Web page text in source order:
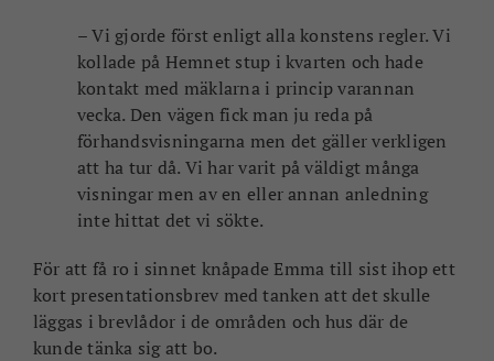
– Vi gjorde först enligt alla konstens regler. Vi
kollade på Hemnet stup i kvarten och hade
kontakt med mäklarna i princip varannan
vecka. Den vägen fick man ju reda på
förhandsvisningarna men det gäller verkligen
att ha tur då. Vi har varit på väldigt många
visningar men av en eller annan anledning
inte hittat det vi sökte.
För att få ro i sinnet knåpade Emma till sist ihop ett
kort presentationsbrev med tanken att det skulle
läggas i brevlådor i de områden och hus där de
kunde tänka sig att bo.